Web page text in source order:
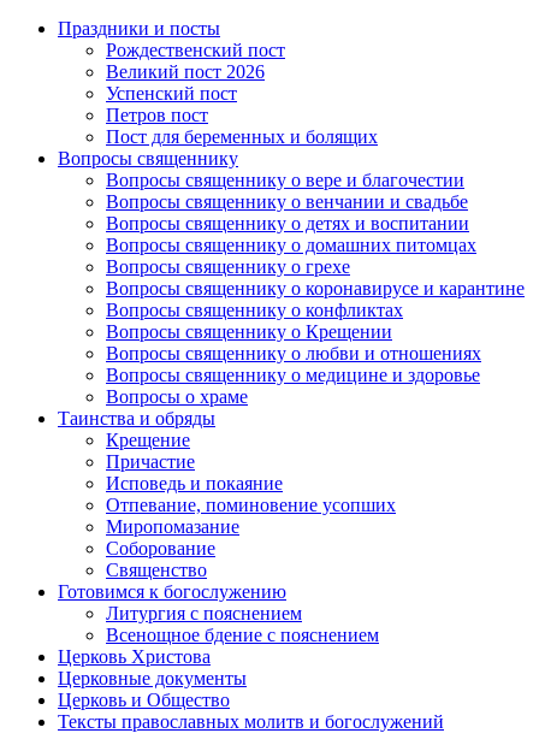
Праздники и посты
Рождественский пост
Великий пост 2026
Успенский пост
Петров пост
Пост для беременных и болящих
Вопросы священнику
Вопросы священнику о вере и благочестии
Вопросы священнику о венчании и свадьбе
Вопросы священнику о детях и воспитании
Вопросы священнику о домашних питомцах
Вопросы священнику о грехе
Вопросы священнику о коронавирусе и карантине
Вопросы священнику о конфликтах
Вопросы священнику о Крещении
Вопросы священнику о любви и отношениях
Вопросы священнику о медицине и здоровье
Вопросы о храме
Таинства и обряды
Крещение
Причастие
Исповедь и покаяние
Отпевание, поминовение усопших
Миропомазание
Соборование
Священство
Готовимся к богослужению
Литургия с пояснением
Всенощное бдение с пояснением
Церковь Христова
Церковные документы
Церковь и Общество
Тексты православных молитв и богослужений